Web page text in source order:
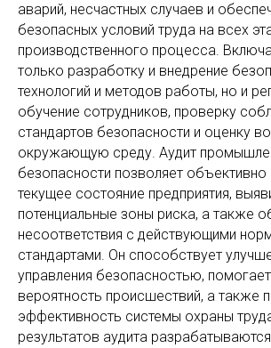
аварий, несчастных случаев и
безопасных условий труда на всех
производственного процесса.
только разработку и внедрение
технологий и методов работы, но и
обучение сотрудников, проверку
стандартов безопасности и оценку
окружающую среду. Аудит
безопасности позволяет объективно
текущее состояние предприятия,
потенциальные зоны риска, а также
несоответствия с действующими
стандартами. Он способствует
управления безопасностью, помогает
вероятность происшествий, а также
эффективность системы охраны
результатов аудита